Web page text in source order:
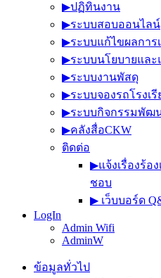
▶︎ปฏิทินงาน
▶︎ระบบสอบออนไลน์
▶︎ระบบแก้ไขผลการ
▶︎ระบบนโยบายและ
▶︎ระบบงานพัสดุ
▶︎ระบบจองรถโรงเรี
▶︎ระบบกิจกรรมพัฒ
▶︎คลังสื่อCKW
ติดต่อ
▶︎แจ้งเรื่องร้อ
ชอบ
▶︎ เว็บบอร์ด
LogIn
Admin Wifi
AdminW
ข้อมูลทั่วไป